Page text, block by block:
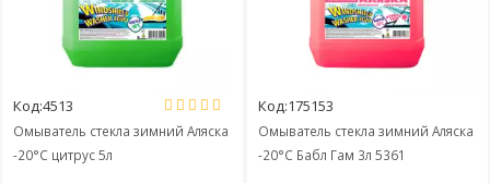
Код:4513
Омыватель стекла зимний Аляска
-20°C цитрус 5л
Код:175153
Омыватель стекла зимний Аляска
-20°С Бабл Гам 3л 5361